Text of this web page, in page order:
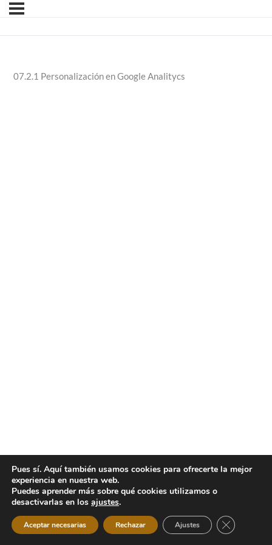
07.2.1 Personalización en Google Analitycs
Pues sí. Aquí también usamos cookies para ofrecerte la mejor
experiencia en nuestra web.
Puedes aprender más sobre qué cookies utilizamos o
desactivarlas en los ajustes.
Aceptar necesarias Rechazar Ajustes Cerrar el